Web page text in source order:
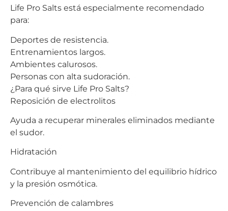
Life Pro Salts está especialmente recomendado
para:
Deportes de resistencia.
Entrenamientos largos.
Ambientes calurosos.
Personas con alta sudoración.
¿Para qué sirve Life Pro Salts?
Reposición de electrolitos
Ayuda a recuperar minerales eliminados mediante
el sudor.
Hidratación
Contribuye al mantenimiento del equilibrio hídrico
y la presión osmótica.
Prevención de calambres